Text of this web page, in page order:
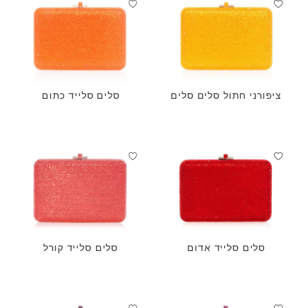
ציפורני חתול סלים סלים סלים סלייד כתום
סלים סלייד אדום סלים סלייד קורל